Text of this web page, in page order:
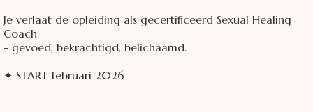
Je verlaat de opleiding als gecertificeerd Sexual Healing
Coach
- gevoed, bekrachtigd, belichaamd.
✦ START februari 2026